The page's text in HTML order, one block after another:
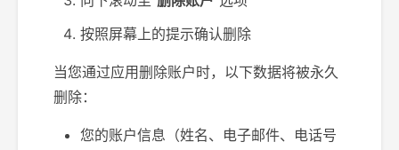
按照屏幕上的提示确认删除
当您通过应用删除账户时，以下数据将被永久
删除：
您的账户信息（姓名、电子邮件、电话号